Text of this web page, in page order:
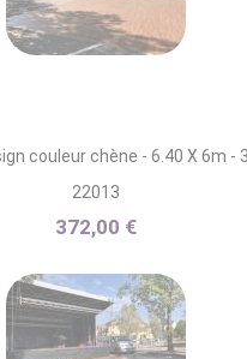
couleur chène - 6.40 X 6m -
22013
372,00 €